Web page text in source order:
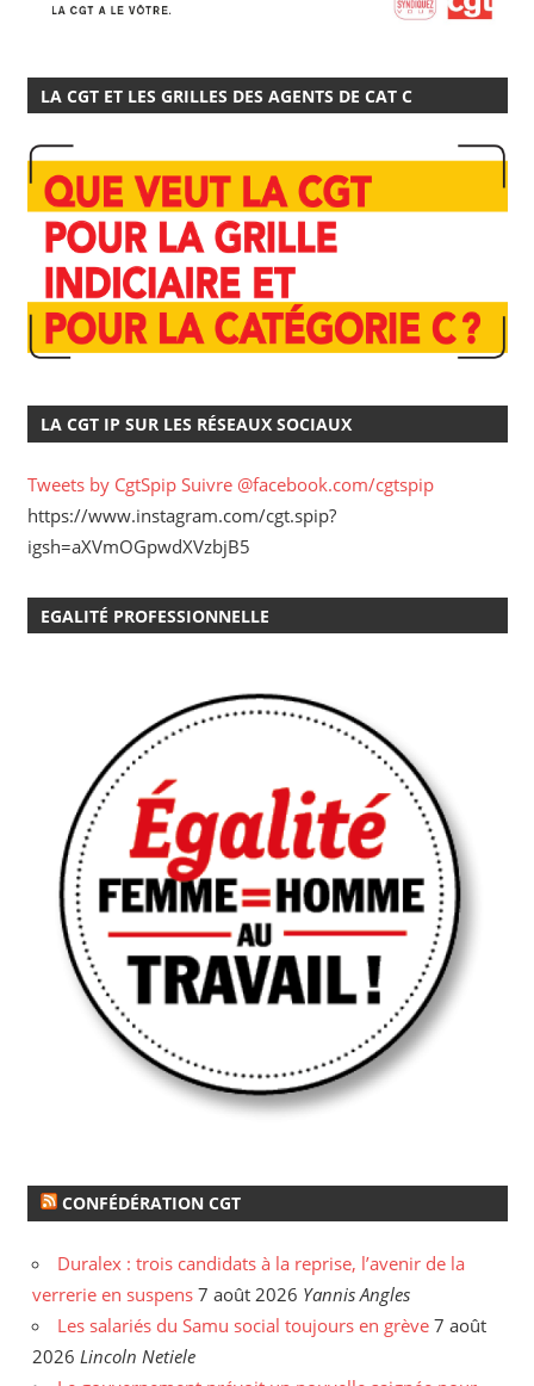
LA CGT ET LES GRILLES DES AGENTS DE CAT C
LA CGT IP SUR LES RÉSEAUX SOCIAUX
Tweets by CgtSpip Suivre @facebook.com/cgtspip
https://www.instagram.com/cgt.spip?
igsh=aXVmOGpwdXVzbjB5
EGALITÉ PROFESSIONNELLE
CONFÉDÉRATION CGT
Duralex : trois candidats à la reprise, l’avenir de la
verrerie en suspens 7 août 2026 Yannis Angles
Les salariés du Samu social toujours en grève 7 août
2026 Lincoln Netiele